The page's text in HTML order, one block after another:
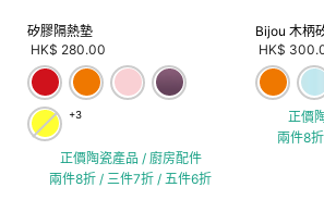
矽膠隔熱墊
HK$ 280.00
+3
正價陶瓷產品 / 廚房配件
兩件8折 / 三件7折 / 五件6折
Bijou 木柄
HK$
正價
兩件8